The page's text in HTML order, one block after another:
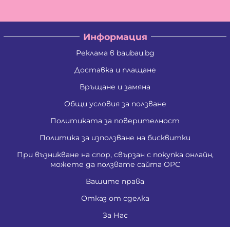
Информация
Реклама в baubau.bg
Доставка и плащане
Връщане и замяна
Общи условия за ползване
Политиката за поверителност
Политика за използване на бисквитки
При възникване на спор, свързан с покупка онлайн,
можете да ползвате сайта ОРС
Вашите права
Отказ от сделка
За Нас